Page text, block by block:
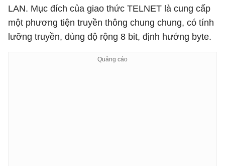
LAN. Mục đích của giao thức TELNET là cung cấp
một phương tiện truyền thông chung chung, có tính
lưỡng truyền, dùng độ rộng 8 bit, định hướng byte.